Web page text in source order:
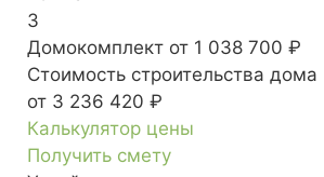
3
Домокомплект от 1 038 700 ₽
Стоимость строительства дома
от 3 236 420 ₽
Калькулятор цены
Получить смету